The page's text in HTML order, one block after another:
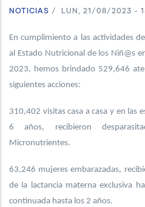
NOTICIAS / LUN, 21/08/2023 -
En cumplimiento a las actividades
al Estado Nutricional de los Niñ@s
2023, hemos brindado 529,646
siguientes acciones:
310,402 visitas casa a casa y en las
6 años, recibieron
Micronutrientes.
63,246 mujeres embarazadas,
de la lactancia materna exclusiva
continuada hasta los 2 años.